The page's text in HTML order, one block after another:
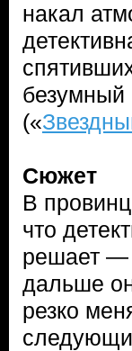
накал
безумный
(«
Сюжет
В
что
решает —
дальше
резко